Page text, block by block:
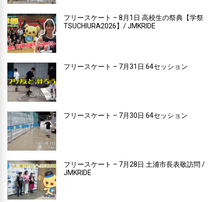
フリースケート – 8月1日 高校生の祭典【学祭
TSUCHIURA2026】/ JMKRIDE
フリースケート – 7月31日 64セッション
フリースケート – 7月30日 64セッション
フリースケート – 7月28日 土浦市長表敬訪問 /
JMKRIDE